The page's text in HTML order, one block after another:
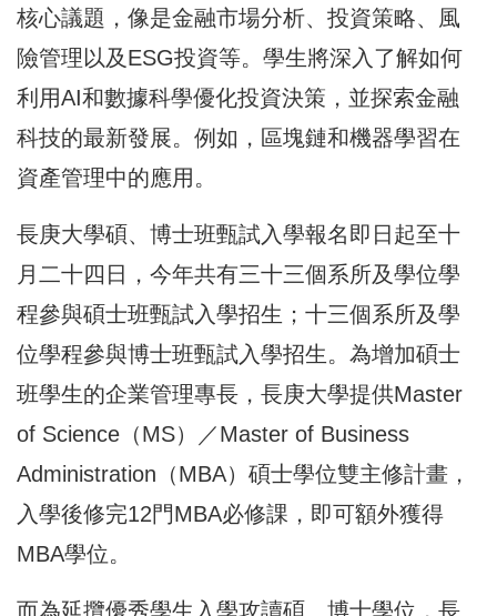
核心議題，像是金融市場分析、投資策略、風
險管理以及ESG投資等。學生將深入了解如何
利用AI和數據科學優化投資決策，並探索金融
科技的最新發展。例如，區塊鏈和機器學習在
資產管理中的應用。
長庚大學碩、博士班甄試入學報名即日起至十
月二十四日，今年共有三十三個系所及學位學
程參與碩士班甄試入學招生；十三個系所及學
位學程參與博士班甄試入學招生。為增加碩士
班學生的企業管理專長，長庚大學提供Master
of Science（MS）／Master of Business
Administration（MBA）碩士學位雙主修計畫，
入學後修完12門MBA必修課，即可額外獲得
MBA學位。
而為延攬優秀學生入學攻讀碩、博士學位，長